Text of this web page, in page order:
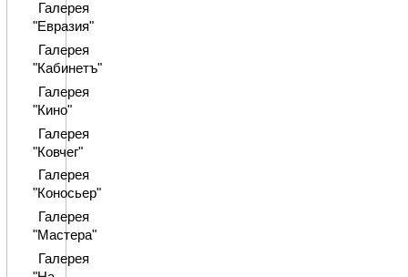
Галерея
"Евразия"
Галерея
"Кабинетъ"
Галерея
"Кино"
Галерея
"Ковчег"
Галерея
"Коносьер"
Галерея
"Мастера"
Галерея